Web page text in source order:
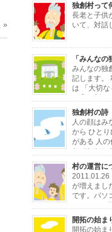
»
独創村って
長老と子供
いて、対話
「みんな
みんなの独
記します。
は 「大切
ィーの創造」 私たちが
「大切なものを独創す
創を加えて大切なもの
私たちが考える大切な
独創村の詩
人の顔はみ
から ひと
がある 人
れぞれだか
つに価値がある 同じ顔
じゃ 自分が何かわから
もういちど とり戻した
ひとりひとりと ひと
村の運営に
が増えまし
です。パソ
てにとても
よ。よろしく！
・・・・・・・・・・
開拓の始ま
開拓の始ま